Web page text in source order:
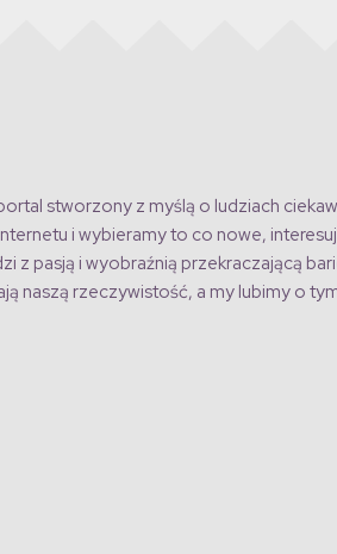
stworzony z myślą o ludziach
i wybieramy to co nowe,
z pasją i wyobraźnią przekraczającą
naszą rzeczywistość, a my lubimy o